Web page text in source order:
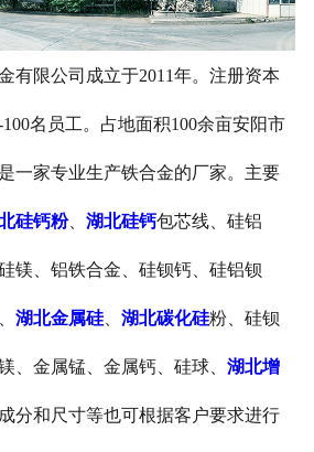
限公司成立于2011年。注册资本
名员工。占地面积100余亩安阳市
一家专业生产铁合金的厂家。主要
硅钙粉、 湖北硅钙包芯线、硅铝
镁、铝铁合金、硅钡钙、硅铝钡
湖北金属硅、 湖北碳化硅粉、硅钡
、金属锰、金属钙、硅球、 湖北增
分和尺寸等也可根据客户要求进行